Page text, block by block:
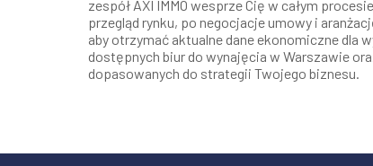
zespół AXI IMMO wesprze Cię w całym
przegląd rynku, po negocjacje umowy i
aby otrzymać aktualne dane ekonomiczne dla
dostępnych biur do wynajęcia w Warszawie
dopasowanych do strategii Twojego biznesu.